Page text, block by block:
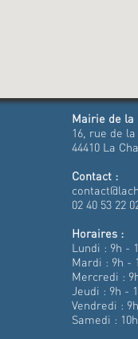
Mairie de la
16, rue de
44410 La
Contact :
02 40 53 22
Horaires :
Lundi : 9h -
Mardi : 9h -
Mercredi :
Jeudi : 9h -
Vendredi :
Samedi :